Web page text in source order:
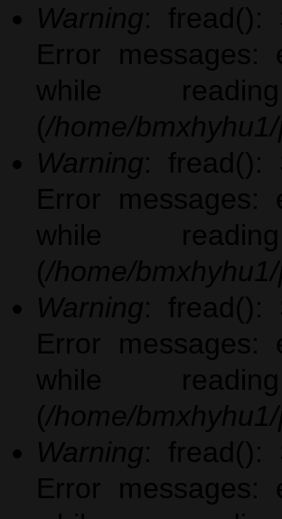
Warning: fread():
Error messages:
while
(/home/
Warning: fread():
Error messages:
while
(/home/
Warning: fread():
Error messages:
while
(/home/
Warning: fread():
Error messages: